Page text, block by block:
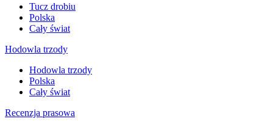
Tucz drobiu
Polska
Cały świat
Hodowla trzody
Hodowla trzody
Polska
Cały świat
Recenzja prasowa